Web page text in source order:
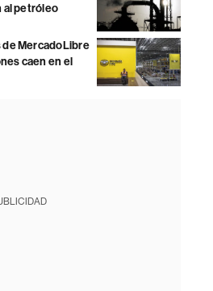
al petróleo
MercadoLibre
caen en el